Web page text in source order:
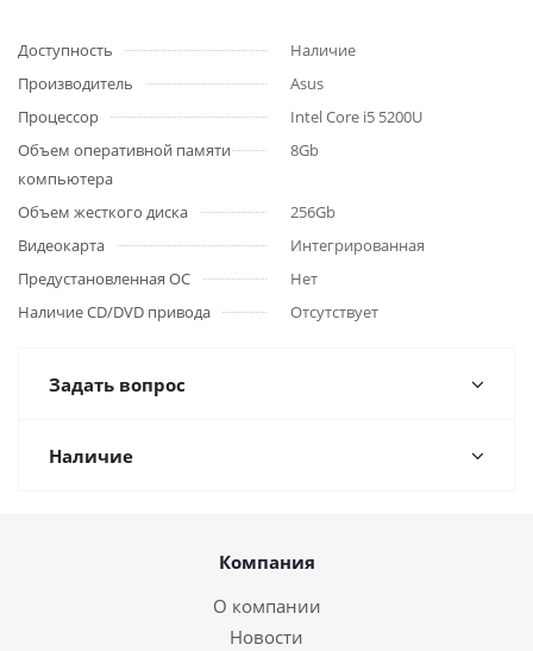
Доступность
Наличие
Производитель
Asus
Процессор
Intel Core i5 5200U
Объем оперативной памяти
компьютера
8Gb
Объем жесткого диска
256Gb
Видеокарта
Интегрированная
Предустановленная ОС
Нет
Наличие CD/DVD привода
Отсутствует
Задать вопрос
Наличие
Компания
О компании
Новости